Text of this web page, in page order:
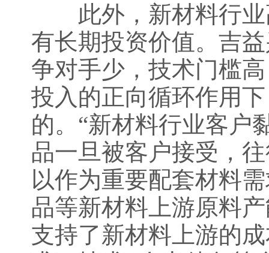
此外，新材料行业
有长期投资价值。吉
争对手少，技术门槛
投入的正向循环作用
的。“新材料行业客户
品一旦被客户接受，
以作为重要配套材料
品等新材料上游原料
支持了新材料上游的